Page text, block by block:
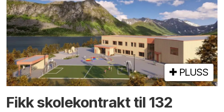
PLUSS
Fikk skole­kontrakt til 132